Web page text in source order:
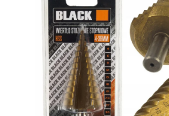
hvězdiček.